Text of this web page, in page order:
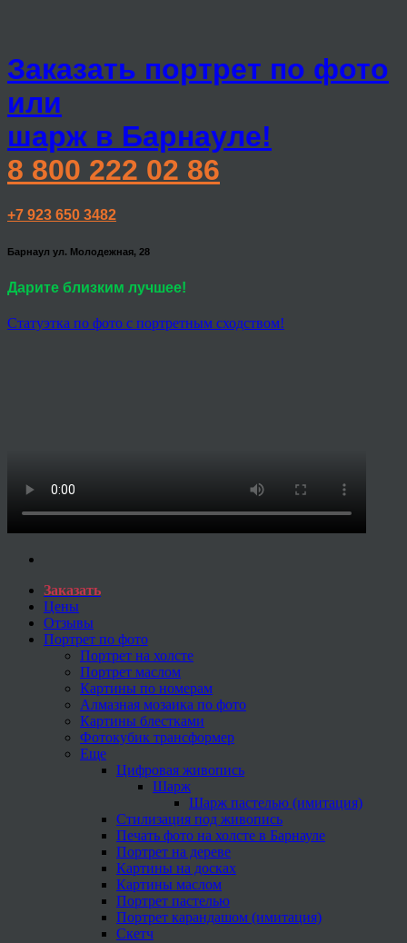
Заказать портрет по фото
или
шарж в Барнауле!
8 800 222 02 86
+7 923 650 3482
Барнаул ул. Молодежная, 28
Дарите близким лучшее!
Статуэтка по фото с портретным сходством!
Заказать
Цены
Отзывы
Портрет по фото
Портрет на холсте
Портрет маслом
Картины по номерам
Алмазная мозаика по фото
Картины блестками
Фотокубик трансформер
Еще
Цифровая живопись
Шарж
Шарж пастелью (имитация)
Стилизация под живопись
Печать фото на холсте в Барнауле
Портрет на дереве
Картины на досках
Картины маслом
Портрет пастелью
Портрет карандашом (имитация)
Скетч